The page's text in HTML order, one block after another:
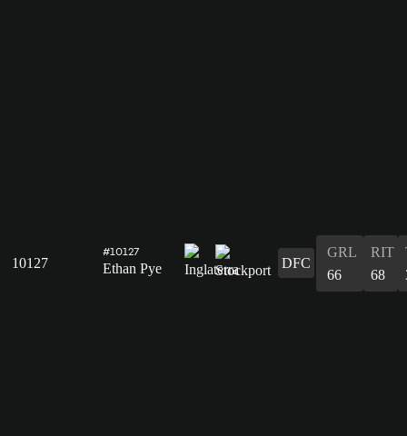
10127
#10127
Ethan Pye DFC
GRL
66
RIT
68